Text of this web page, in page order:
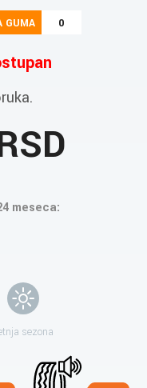
GUMA 0
meseca:
sezona